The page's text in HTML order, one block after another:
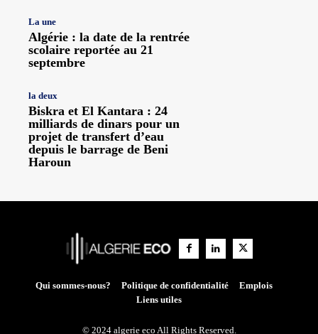
La une
Algérie : la date de la rentrée
scolaire reportée au 21
septembre
la deux
Biskra et El Kantara : 24
milliards de dinars pour un
projet de transfert d’eau
depuis le barrage de Beni
Haroun
Qui sommes-nous? Politique de confidentialité
Emplois
Liens utiles
© 2024 algerie eco All Rights Reserved.